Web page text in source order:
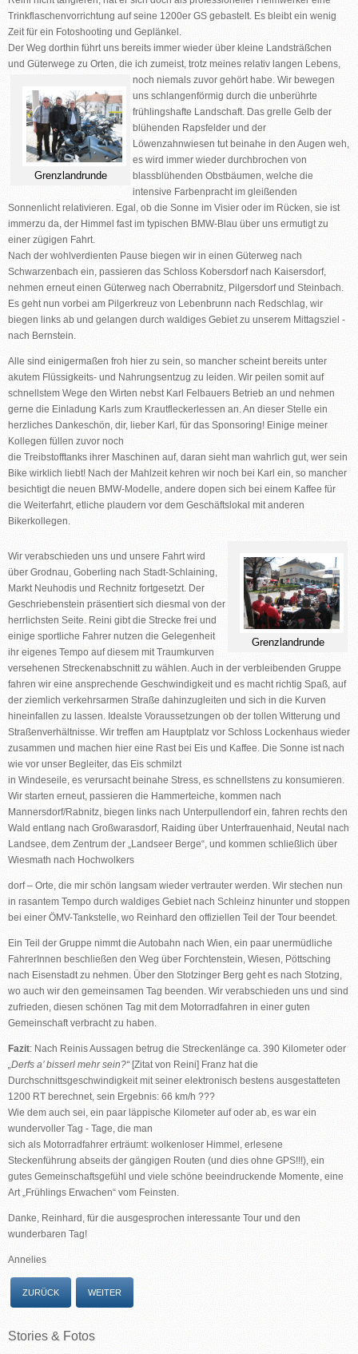
Trinkflaschenvorrichtung auf seine 1200er GS gebastelt. Es bleibt ein wenig
Zeit für ein Fotoshooting und Geplänkel.
Der Weg dorthin führt uns bereits immer wieder über kleine Landsträßchen
und Güterwege zu Orten, die ich zumeist, trotz meines relativ langen
Grenzlandrunde
Lebens,
noch niemals zuvor gehört habe. Wir bewegen
uns schlangenförmig durch die unberührte
frühlingshafte Landschaft. Das grelle Gelb der
blühenden Rapsfelder und der
Löwenzahnwiesen tut beinahe in den Augen weh,
es wird immer wieder durchbrochen von
blassblühenden Obstbäumen, welche die
intensive Farbenpracht im gleißenden
Sonnenlicht relativieren. Egal, ob die Sonne im Visier oder im Rücken, sie ist
immerzu da, der Himmel fast im typischen BMW-Blau über uns ermutigt zu
einer zügigen Fahrt.
Nach der wohlverdienten Pause biegen wir in einen Güterweg nach
Schwarzenbach ein, passieren das Schloss Kobersdorf nach Kaisersdorf,
nehmen erneut einen Güterweg nach Oberrabnitz, Pilgersdorf und Steinbach.
Es geht nun vorbei am Pilgerkreuz von Lebenbrunn nach Redschlag, wir
biegen links ab und gelangen durch waldiges Gebiet zu unserem Mittagsziel -
nach Bernstein.
Alle sind einigermaßen froh hier zu sein, so mancher scheint bereits unter
akutem Flüssigkeits- und Nahrungsentzug zu leiden. Wir peilen somit auf
schnellstem Wege den Wirten nebst Karl Felbauers Betrieb an und nehmen
gerne die Einladung Karls zum Krautfleckerlessen an. An dieser Stelle ein
herzliches Dankeschön, dir, lieber Karl, für das Sponsoring! Einige meiner
Kollegen füllen zuvor noch
die Treibstofftanks ihrer Maschinen auf, daran sieht man wahrlich gut, wer sein
Bike wirklich liebt! Nach der Mahlzeit kehren wir noch bei Karl ein, so mancher
besichtigt die neuen BMW-Modelle, andere dopen sich bei einem Kaffee für
die Weiterfahrt, etliche plaudern vor dem Geschäftslokal mit anderen
Bikerkollegen.
Grenzlandrunde
Wir verabschieden uns und unsere Fahrt wird
über Grodnau, Goberling nach Stadt-Schlaining,
Markt Neuhodis und Rechnitz fortgesetzt. Der
Geschriebenstein präsentiert sich diesmal von der
herrlichsten Seite. Reini gibt die Strecke frei und
einige sportliche Fahrer nutzen die Gelegenheit
ihr eigenes Tempo auf diesem mit Traumkurven
versehenen Streckenabschnitt zu wählen. Auch in der verbleibenden Gruppe
fahren wir eine ansprechende Geschwindigkeit und es macht richtig Spaß, auf
der ziemlich verkehrsarmen Straße dahinzugleiten und sich in die Kurven
hineinfallen zu lassen. Idealste Voraussetzungen ob der tollen Witterung und
Straßenverhältnisse. Wir treffen am Hauptplatz vor Schloss Lockenhaus wieder
zusammen und machen hier eine Rast bei Eis und Kaffee. Die Sonne ist nach
wie vor unser Begleiter, das Eis schmilzt
in Windeseile, es verursacht beinahe Stress, es schnellstens zu konsumieren.
Wir starten erneut, passieren die Hammerteiche, kommen nach
Mannersdorf/Rabnitz, biegen links nach Unterpullendorfein, fahren rechts den
Wald entlang nach Großwarasdorf, Raiding über Unterfrauenhaid , Neutal nach
Landsee, dem Zentrum der „Landseer Berge“, und kommen schließlich über
Wiesmath nach Hochwolkers
dorf– Orte, die mir schön langsam wieder vertrauter werden. Wir stechen nun
in rasantem Tempo durch waldiges Gebiet nach Schleinz hinunter und stoppen
bei einer ÖMV-Tankstelle, wo Reinhard den offiziellen Teil der Tour beendet.
Ein Teil der Gruppe nimmt die Autobahn nach Wien, ein paar unermüdliche
FahrerInnen beschließen den Weg über Forchtenstein, Wiesen, Pöttsching
nach Eisenstadtzu nehmen. Über den Stotzinger Berg geht es nach Stotzing,
wo auch wir den gemeinsamen Tag beenden. Wir verabschieden uns und sind
zufrieden, diesen schönen Tag mit dem Motorradfahren in einer guten
Gemeinschaft verbracht zu haben.
Fazit: Nach Reinis Aussagen betrug die Streckenlänge ca. 390 Kilometer oder
„Derfs a’ bisserl mehr sein?“[Zitat von Reini] Franz hat die
Durchschnittsgeschwindigkeit mit seiner elektronisch bestens ausgestatteten
1200 RT berechnet, sein Ergebnis: 66 km/h ???
Wie dem auch sei, ein paar läppische Kilometer auf oder ab, es war ein
wundervoller Tag - Tage, die man
sich als Motorradfahrer erträumt: wolkenloser Himmel, erlesene
Steckenführung abseits der gängigen Routen (und dies ohne GPS!!!), ein
gutes Gemeinschaftsgefühl und viele schöne beeindruckende Momente, eine
Art „Frühlings Erwachen“ vom Feinsten.
Danke, Reinhard, für die ausgesprochen interessante Tour und den
wunderbaren Tag!
Annelies
ZURÜCK WEITER
Stories & Fotos